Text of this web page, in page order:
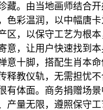
。由当地画师结合
色彩温润，以中幅唐
，以保守工艺为根
意，让用户快速找到
十脚，搭配生肖本
教仪轨，无需担忧
体面。商务捐赠场
量无限，遵照保守